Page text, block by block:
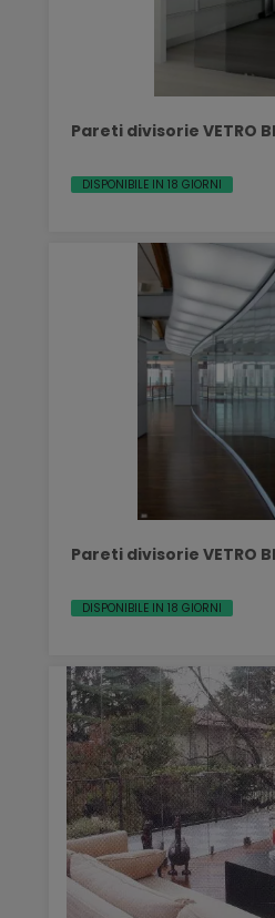
Pareti divisorie VETRO
DISPONIBILE IN 18 GIORNI
Pareti divisorie VETRO
DISPONIBILE IN 18 GIORNI